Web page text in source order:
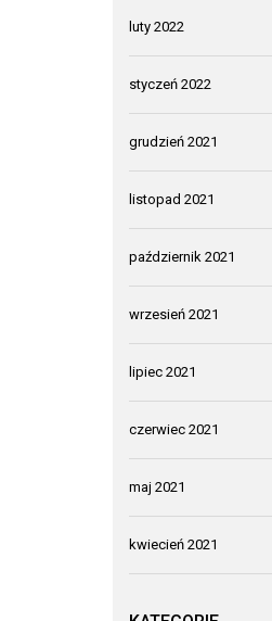
luty 2022
styczeń 2022
grudzień 2021
listopad 2021
październik 2021
wrzesień 2021
lipiec 2021
czerwiec 2021
maj 2021
kwiecień 2021